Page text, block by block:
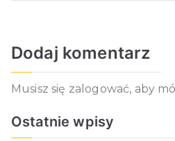
Dodaj komentarz
Musisz się zalogować, aby
Ostatnie wpisy